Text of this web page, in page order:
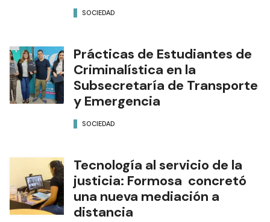
SOCIEDAD
Prácticas de Estudiantes de
Criminalística en la
Subsecretaría de Transporte
y Emergencia
SOCIEDAD
Tecnología al servicio de la
justicia: Formosa concretó
una nueva mediación a
distancia